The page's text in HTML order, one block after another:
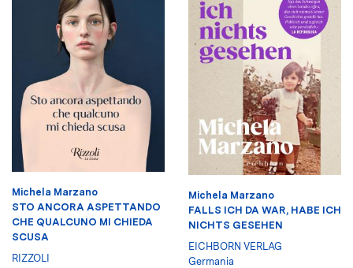
Michela Marzano
STO ANCORA ASPETTANDO
CHE QUALCUNO MI CHIEDA
SCUSA
RIZZOLI
Michela Marzano
FALLS ICH DA WAR, HABE ICH
NICHTS GESEHEN
EICHBORN VERLAG
Germania